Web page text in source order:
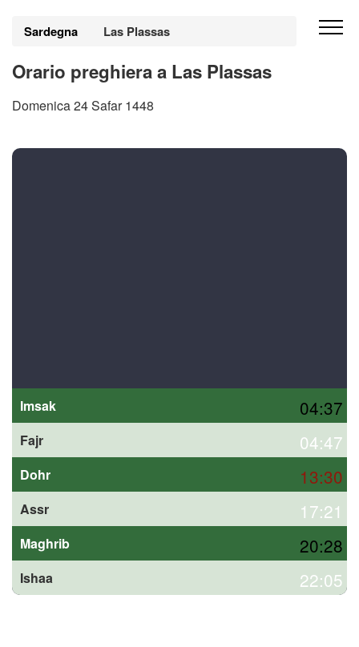
Sardegna Las Plassas
Orario preghiera a Las Plassas
Domenica 24 Safar 1448
Imsak 04:37
Fajr 04:47
Dohr 13:30
Assr 17:21
Maghrib 20:28
Ishaa 22:05